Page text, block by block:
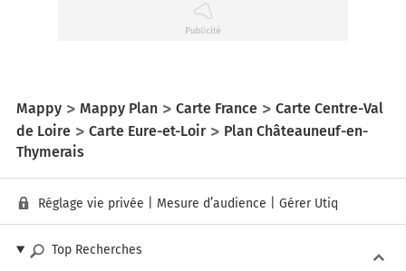
Mappy Mappy Plan Carte France
Carte Centre-Val
de Loire
Carte Eure-et-Loir
Plan Châteauneuf-en-
Thymerais
Réglage vie privée Mesure d’audience Gérer Utiq
Top Recherches